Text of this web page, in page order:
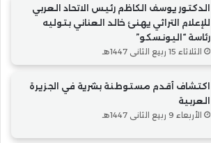
الدكتور يوسف الكاظم رئيس الاتحاد العربي
للإعلام التراثي يهنئ خالد العناني بتوليه
رئاسة “اليونسكو”
الثلاثاء 15 ربيع الثاني 1447هـ
اكتشاف أقدم مستوطنة بشرية في الجزيرة
العربية
الأربعاء 9 ربيع الثاني 1447هـ